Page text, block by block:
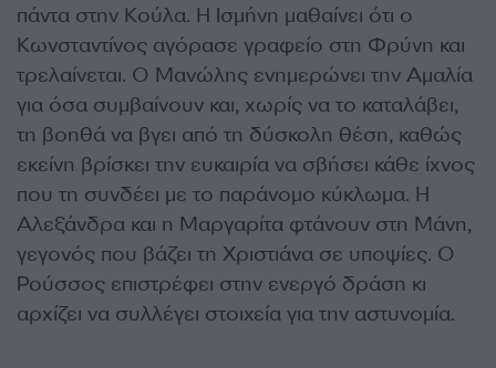
πάντα στην Κούλα. Η Ισμήνη μαθαίνει ότι ο
Κωνσταντίνος αγόρασε γραφείο στη Φρύνη και
τρελαίνεται. Ο Μανώλης ενημερώνει την Αμαλία
για όσα συμβαίνουν και, χωρίς να το καταλάβει,
τη βοηθά να βγει από τη δύσκολη θέση, καθώς
εκείνη βρίσκει την ευκαιρία να σβήσει κάθε ίχνος
που τη συνδέει με το παράνομο κύκλωμα. Η
Αλεξάνδρα και η Μαργαρίτα φτάνουν στη Μάνη,
γεγονός που βάζει τη Χριστιάνα σε υποψίες. Ο
Ρούσσος επιστρέφει στην ενεργό δράση κι
αρχίζει να συλλέγει στοιχεία για την αστυνομία.